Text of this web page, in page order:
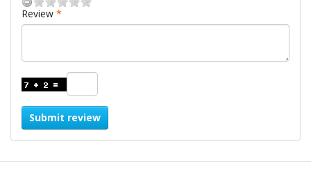
Review
Submit review